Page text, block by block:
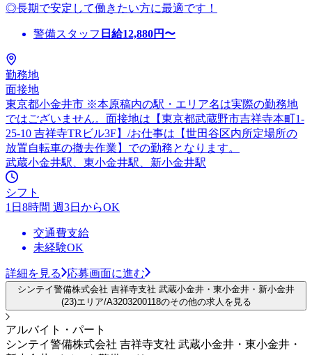
◎長期で安定して働きたい方に最適です！
警備スタッフ 日給12,880円〜
勤務地
面接地
東京都小金井市 ※本原稿内の駅・エリア名は実際の勤務地
ではございません。面接地は【東京都武蔵野市吉祥寺本町1-
25-10 吉祥寺TRビル3F】/お仕事は【世田谷区内所定場所の
放置自転車の撤去作業】での勤務となります。
武蔵小金井駅、東小金井駅、新小金井駅
シフト
1日8時間 週3日からOK
交通費支給
未経験OK
詳細を見る 応募画面に進む
シンテイ警備株式会社 吉祥寺支社 武蔵小金井・東小金井・新小金井
(23)エリア/A3203200118のその他の求人を見る
アルバイト・パート
シンテイ警備株式会社 吉祥寺支社 武蔵小金井・東小金井・